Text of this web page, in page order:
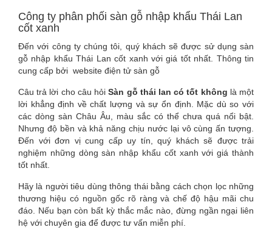
Công ty phân phối sàn gỗ nhập khẩu Thái Lan
cốt xanh
Đến với công ty chúng tôi, quý khách sẽ được sử dụng sàn
gỗ nhập khẩu Thái Lan cốt xanh với giá tốt nhất. Thông tin
cung cấp bởi website điện tử sàn gỗ
Câu trả lời cho câu hỏiSàn gỗ thái lan có tốt không là một
lời khẳng định về chất lượng và sự ổn định. Mặc dù so với
các dòng sàn Châu Âu, màu sắc có thể chưa quá nổi bật.
Nhưng độ bền và khả năng chịu nước lại vô cùng ấn tượng.
Đến với đơn vị cung cấp uy tín, quý khách sẽ được trải
nghiệm những dòng sàn nhập khẩu cốt xanh với giá thành
tốt nhất.
Hãy là người tiêu dùng thông thái bằng cách chọn lọc những
thương hiệu có nguồn gốc rõ ràng và chế độ hậu mãi chu
đáo. Nếu bạn còn bất kỳ thắc mắc nào, đừng ngần ngại liên
hệ với chuyên gia để được tư vấn miễn phí.